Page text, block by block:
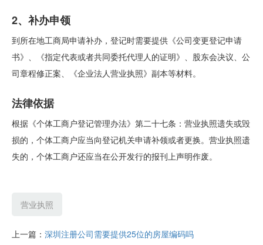
2、补办申领
到所在地工商局申请补办，登记时需要提供《公司变更登记申请
书》、《指定代表或者共同委托代理人的证明》、股东会决议、公
司章程修正案、《企业法人营业执照》副本等材料。
法律依据
根据《个体工商户登记管理办法》第二十七条：营业执照遗失或毁
损的，个体工商户应当向登记机关申请补领或者更换。营业执照遗
失的，个体工商户还应当在公开发行的报刊上声明作废。
营业执照
上一篇： 深圳注册公司需要提供25位的房屋编码吗